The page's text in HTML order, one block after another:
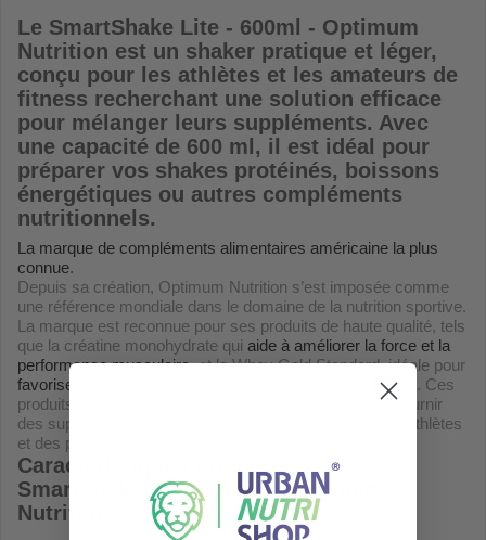
Le SmartShake Lite - 600ml - Optimum
Nutrition est un shaker pratique et léger,
conçu pour les athlètes et les amateurs de
fitness recherchant une solution efficace
pour mélanger leurs suppléments. Avec
une capacité de 600 ml, il est idéal pour
préparer vos shakes protéinés, boissons
énergétiques ou autres compléments
nutritionnels.
La marque de compléments alimentaires américaine la plus
connue.
Depuis sa création, Optimum Nutrition s’est imposée comme
une référence mondiale dans le domaine de la nutrition sportive.
La marque est reconnue pour ses produits de haute qualité, tels
que la créatine monohydrate qui aide à améliorer la force et la
performance musculaire, et la Whey Gold Standard, idéale pour
favoriser la récupération et le développement musculaire . Ces
produits illustrent l’engagement d’Optimum Nutrition à fournir
des suppléments efficaces répondant aux besoins des athlètes
et des passionnés de fitness.
Caractéristiques Principales du
SmartShake Lite 600 ml – Optimum
Nutrition